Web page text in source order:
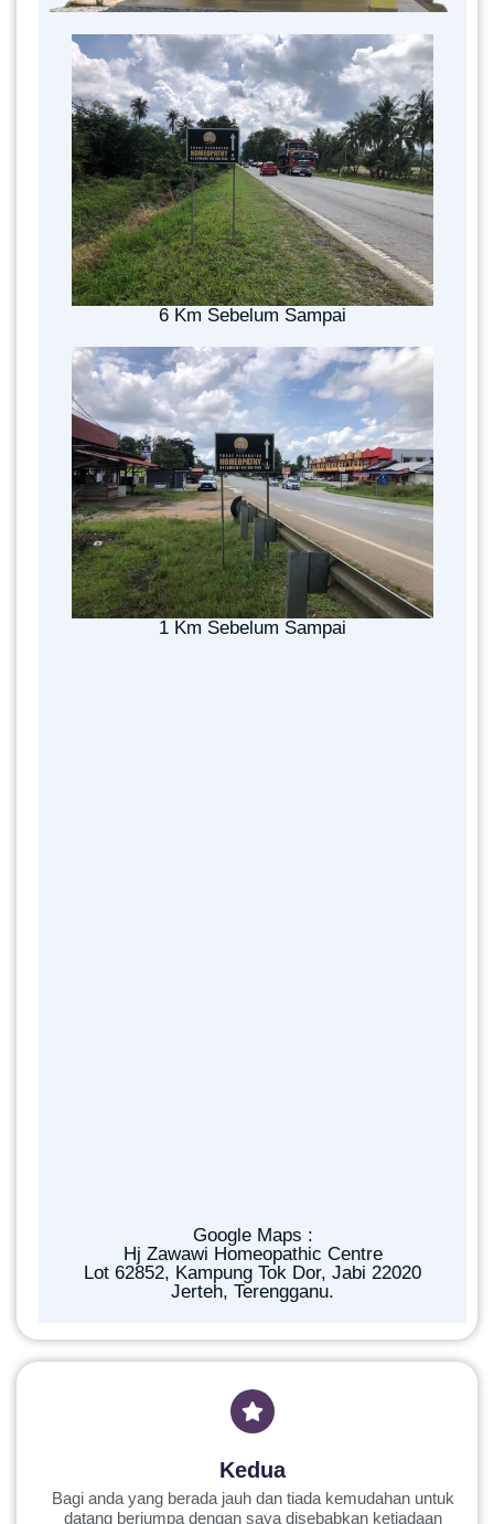
6 Km Sebelum Sampai
1 Km Sebelum Sampai
Google Maps :
Hj Zawawi Homeopathic Centre
Lot 62852, Kampung Tok Dor, Jabi 22020
Jerteh, Terengganu.
Kedua
Bagi anda yang berada jauh dan tiada kemudahan untuk
datang berjumpa dengan saya disebabkan ketiadaan